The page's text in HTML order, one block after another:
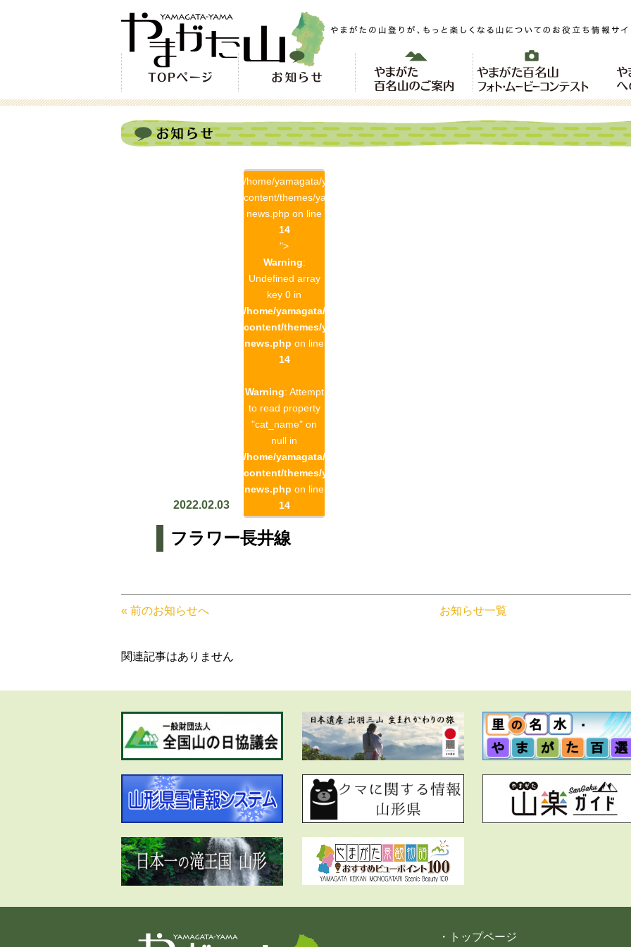
2022.02.03
/home/yamagata/yamagatayama.com/public_html/wp-
content/themes/yamagatayama/single-
news.php on line
14
">
Warning:
Undefined array
key 0 in
/home/yamagata/yamagatayama.com/public_html/wp-
content/themes/yamagatayama/single-
news.php on line
14
Warning: Attempt
to read property
"cat_name" on
null in
/home/yamagata/yamagatayama.com/public_html/wp-
content/themes/yamagatayama/single-
news.php on line
14
フラワー長井線
« 前のお知らせへ お知らせ一覧
関連記事はありません
・トップページ